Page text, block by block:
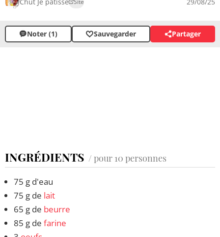
Noter (1) Sauvegarder Partager
INGRÉDIENTS / pour 10 personnes
75 g d'eau
75 g de lait
65 g de beurre
85 g de farine